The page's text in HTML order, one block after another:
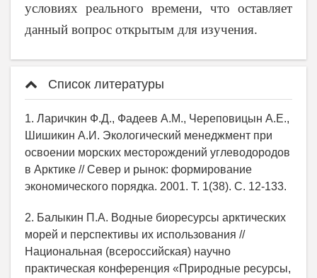
условиях реального времени, что оставляет
данный вопрос открытым для изучения.
Список литературы
1. Ларичкин Ф.Д., Фадеев А.М., Череповицын А.Е.,
Шишикин А.И. Экологический менеджмент при
освоении морских месторождений углеводородов
в Арктике // Север и рынок: формирование
экономического порядка. 2001. Т. 1(38). С. 12-133.
2. Балыкин П.А. Водные биоресурсы арктических
морей и перспективы их использования //
Национальная (всероссийская) научно
практическая конференция «Природные ресурсы,